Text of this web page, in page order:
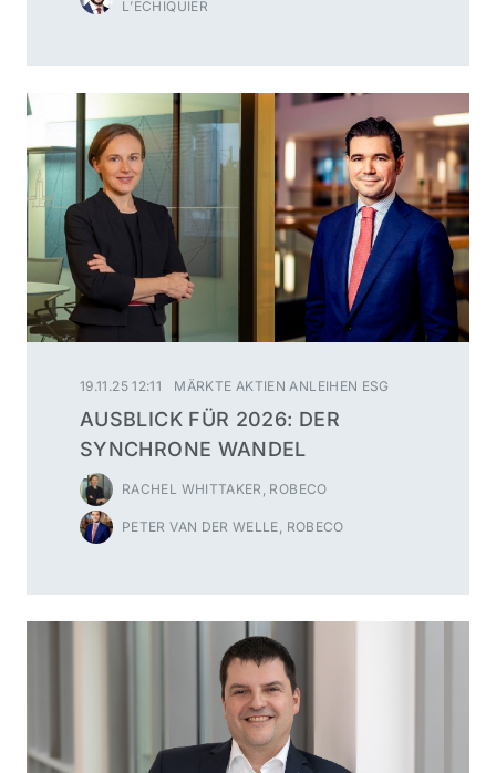
L’ECHIQUIER
19.11.25 12:11 MÄRKTE AKTIEN ANLEIHEN ESG
AUSBLICK FÜR 2026: DER
SYNCHRONE WANDEL
RACHEL WHITTAKER, ROBECO
PETER VAN DER WELLE, ROBECO